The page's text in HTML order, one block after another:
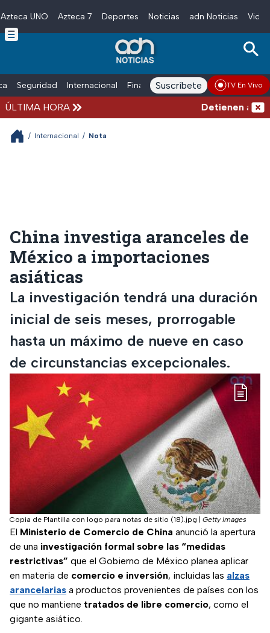
Skip to main content
Azteca UNO Azteca 7 Deportes Noticias adn Noticias
Seguridad Internacional Finanzas adn Noticias Radio
Suscríbete TV En Vivo
ÚLTIMA HORA Detienen al
/ Internacional / Nota
China investiga aranceles de
México a importaciones
asiáticas
La investigación tendrá una duración
inicial de seis meses, prorrogable
hasta un máximo de nueve en caso
de circunstancias excepcionales.
Copia de Plantilla con logo para notas de sitio (18).jpg Getty Images
El Ministerio de Comercio de China anunció la apertura
de una investigación formal sobre las “medidas
restrictivas” que el Gobierno de México planea aplicar
en materia de comercio e inversión, incluidas las alzas
arancelarias a productos provenientes de países con los
que no mantiene tratados de libre comercio, como el
gigante asiático.